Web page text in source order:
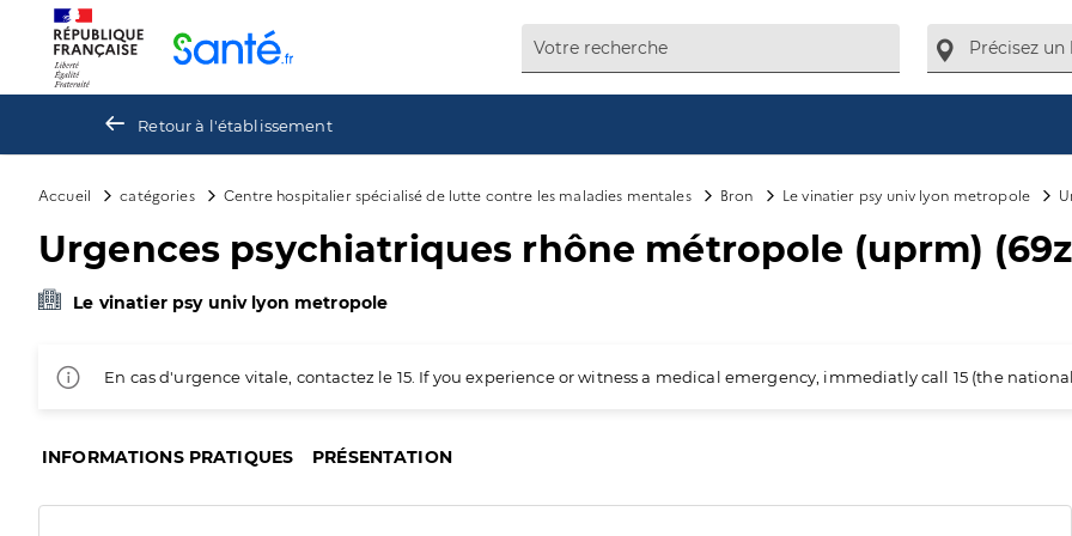
Retour à l'établissement
Accueil catégories Centre hospitalier spécialisé de lutte contre les maladies mentales Bron Le vinatier psy univ lyon metropole
Urgences psychiatriques rhône métropole (uprm)
Le vinatier psy univ lyon metropole
En cas d'urgence vitale, contactez le 15. If you experience or witness a medical emergency, immediatly call 15 (the
INFORMATIONS PRATIQUES PRÉSENTATION
Panneau de gestion des cookies